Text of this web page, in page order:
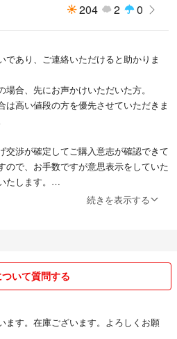
204 2 0
であり、ご連絡いただけると助かりま
合、先にお声かけいただいた方。
は高い値段の方を優先させていただきま
交渉が確定してご購入意志が確認できて
ので、お手数ですが意思表示をしていた
します。
。個人差ございますが、よろしくお願い
、お気持ち程度のお値下げだという点
ていきますが、皆さんに伝え忘れている
続きを表示する
いて質問する
ます。在庫ございます。よろしくお願